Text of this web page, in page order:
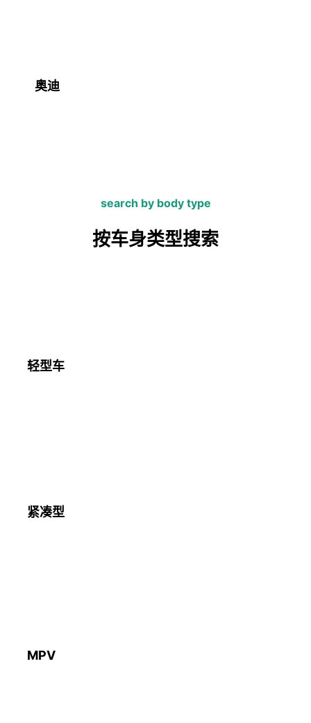
奥迪
search by body type
按车身类型搜索
轻型车
紧凑型
MPV